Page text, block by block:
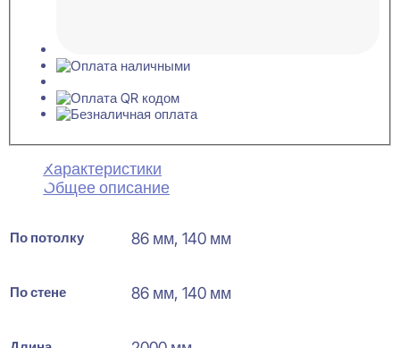
Характеристики
Общее описание
По потолку 86 мм, 140 мм
По стене 86 мм, 140 мм